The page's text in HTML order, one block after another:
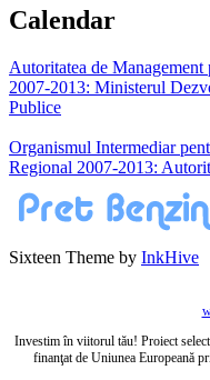
Calendar
Autoritatea de
2007-2013: Ministerul
Publice
Organismul Intermediar
Regional 2007-2013:
Sixteen Theme by InkHive
Investim în viitorul tău! Proiect
finanţat de Uniunea Europeană